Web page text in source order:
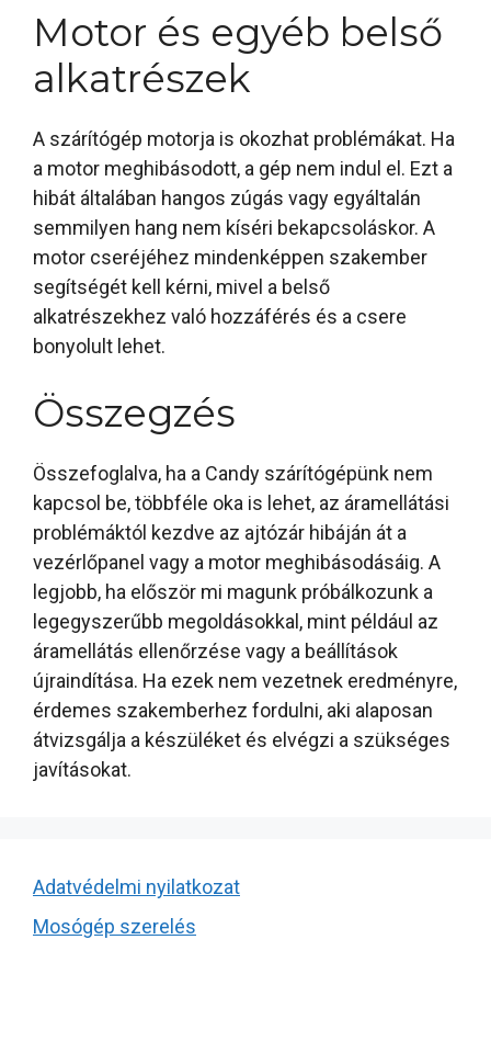
Motor és egyéb belső
alkatrészek
A szárítógép motorja is okozhat problémákat. Ha
a motor meghibásodott, a gép nem indul el. Ezt a
hibát általában hangos zúgás vagy egyáltalán
semmilyen hang nem kíséri bekapcsoláskor. A
motor cseréjéhez mindenképpen szakember
segítségét kell kérni, mivel a belső
alkatrészekhez való hozzáférés és a csere
bonyolult lehet.
Összegzés
Összefoglalva, ha a Candy szárítógépünk nem
kapcsol be, többféle oka is lehet, az áramellátási
problémáktól kezdve az ajtózár hibáján át a
vezérlőpanel vagy a motor meghibásodásáig. A
legjobb, ha először mi magunk próbálkozunk a
legegyszerűbb megoldásokkal, mint például az
áramellátás ellenőrzése vagy a beállítások
újraindítása. Ha ezek nem vezetnek eredményre,
érdemes szakemberhez fordulni, aki alaposan
átvizsgálja a készüléket és elvégzi a szükséges
javításokat.
Adatvédelmi nyilatkozat
Mosógép szerelés